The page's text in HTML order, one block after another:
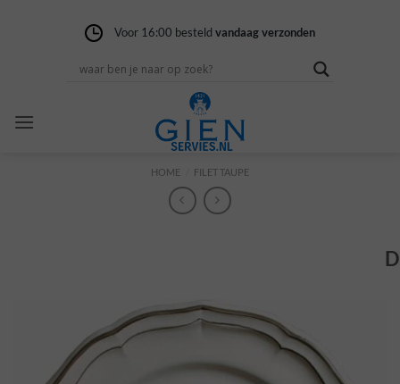
Gratis verzendingvanaf 100,-
Voor 16:00 besteld vandaag verzonden
14 dagen niet goedgeld terug
HOME FILET TAUPE